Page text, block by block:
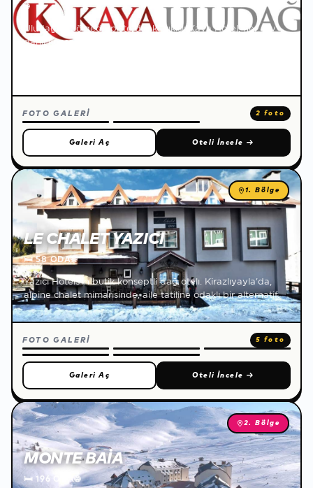
🌐
Uludağ 2. bölgede piste direkt çıkışlı Kaya Hotel, her şey
dahil konsepti, zengin açık büfe restoranı ve spa
FOTO GALERİ 2 foto
Galeri Aç Oteli İncele →
1. Bölge
LE CHALET YAZICI
🛏58 ODA🌐
Yazıcı Hotels'in butik konseptli dağ otelı. Kirazlıyayla'da,
alpine chalet mimarisinde, aile tatiline odaklı bir alternatif.
FOTO GALERİ 5 foto
Galeri Aç Oteli İncele →
2. Bölge
MONTE BAIA
🛏196 ODA🌐